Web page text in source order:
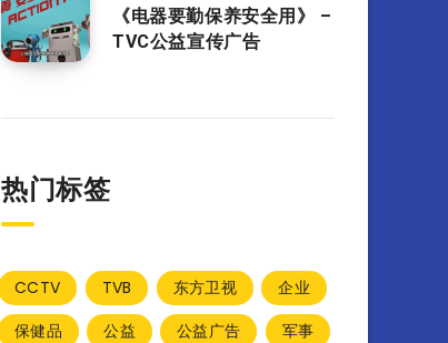
《电器要勤保养安全用》 –
TVC公益宣传广告
热门标签
CCTV TVB 东方卫视
企业
保健品
公益 公益广告
军事